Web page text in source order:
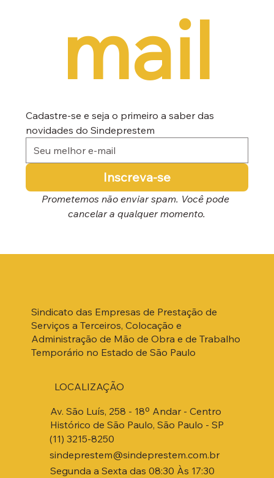
mail
Cadastre-se e seja o primeiro a saber das
novidades do Sindeprestem
Inscreva-se
Prometemos não enviar spam. Você pode
cancelar a qualquer momento.
Sindicato das Empresas de Prestação de
Serviços a Terceiros, Colocação e
Administração de Mão de Obra e de Trabalho
Temporário no Estado de São Paulo
Av. São Luís, 258 - 18º Andar - Centro
Histórico de São Paulo, São Paulo - SP
(11) 3215-8250
sindeprestem@sindeprestem.com.br
Segunda a Sexta das 08:30 Às 17:30
LOCALIZAÇÃO